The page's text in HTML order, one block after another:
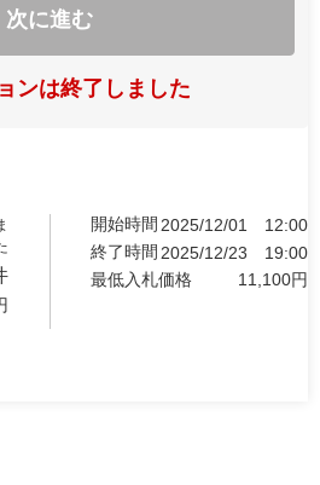
次に進む
ンは終了しました
開始時間 2025/12/01
12:00
終了時間 2025/12/23
19:00
最低入札価格
11,100円